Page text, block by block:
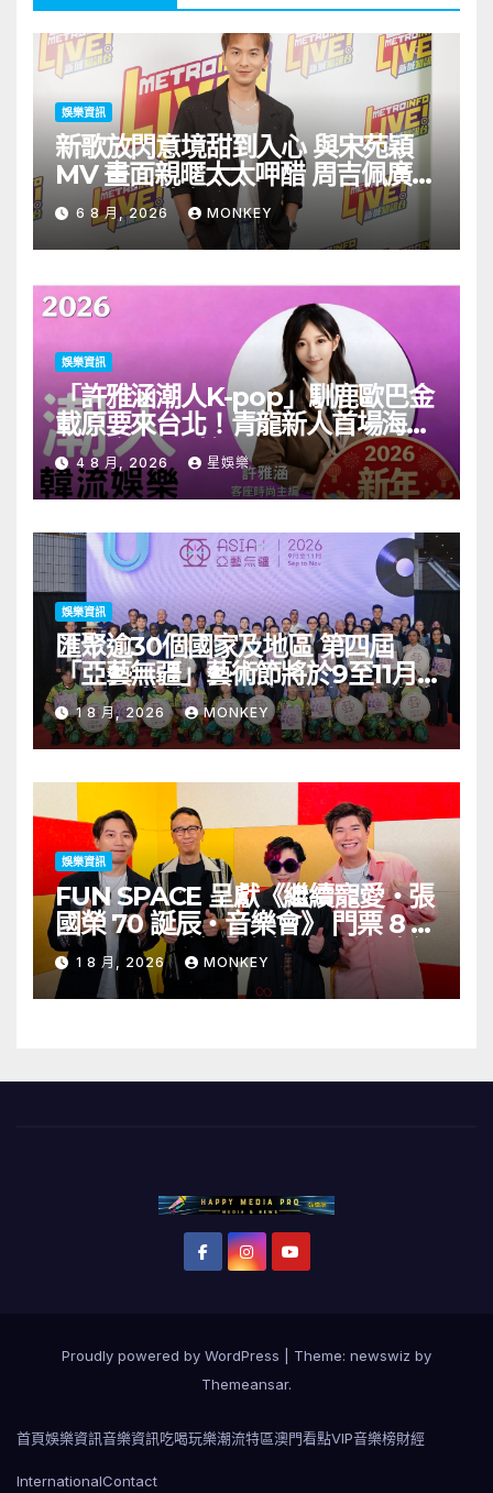
娛樂資訊
新歌放閃意境甜到入心 與宋苑穎
MV 畫面親暱太太呷醋 周吉佩廣州
一日三場熱血 Busking
6 8 月, 2026 MONKEY
娛樂資訊
「許雅涵潮人K-pop」馴鹿歐巴金
載原要來台北！青龍新人首場海外
見面會8/9開搶
4 8 月, 2026 星娛樂
娛樂資訊
匯聚逾30個國家及地區 第四屆
「亞藝無疆」藝術節將於9至11月
舉行 開幕節目《三角演義》音樂會
演出陣容包括王雙駿夥拍恭碩良 聯
同來自蒙古的Uuhai、韓國的
KARDI和泰國的KIKI震懾舞台
1 8 月, 2026 MONKEY
娛樂資訊
FUN SPACE 呈獻《繼續寵愛・張
國榮 70 誕辰・音樂會》 門票 8 月
1 日至 10 日於「健康．旦」優先訂
購
1 8 月, 2026 MONKEY
Proudly powered by WordPress
Theme: newswiz by
Themeansar.
首頁娛樂資訊音樂資訊吃喝玩樂潮流特區澳門看點VIP音樂榜財經
InternationalContact